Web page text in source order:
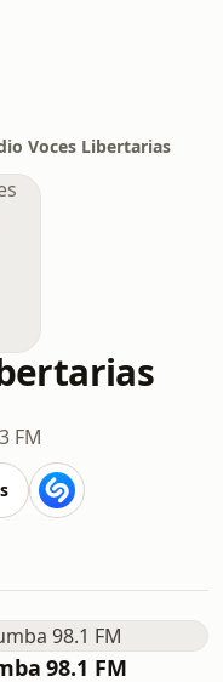
Voces Libertarias
FM
98.1 FM